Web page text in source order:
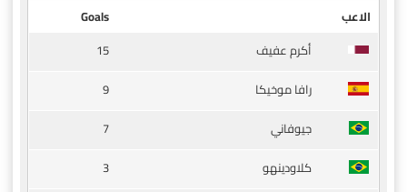
الاعب
Goals
أكرم عفيف
15
رافا موخيكا
9
جيوفاني
7
كلاودينهو
3